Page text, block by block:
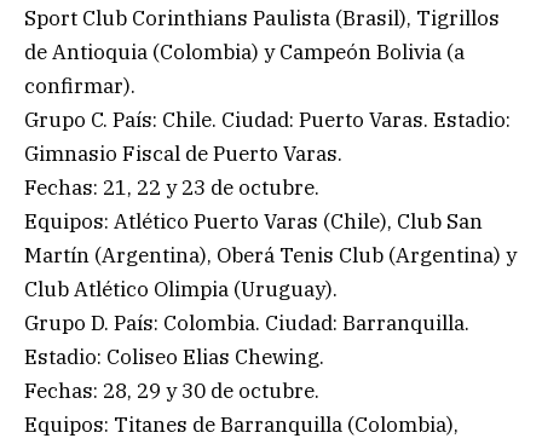
Sport Club Corinthians Paulista (Brasil), Tigrillos
de Antioquia (Colombia) y Campeón Bolivia (a
confirmar).
Grupo C. País: Chile. Ciudad: Puerto Varas. Estadio:
Gimnasio Fiscal de Puerto Varas.
Fechas: 21, 22 y 23 de octubre.
Equipos: Atlético Puerto Varas (Chile), Club San
Martín (Argentina), Oberá Tenis Club (Argentina) y
Club Atlético Olimpia (Uruguay).
Grupo D. País: Colombia. Ciudad: Barranquilla.
Estadio: Coliseo Elias Chewing.
Fechas: 28, 29 y 30 de octubre.
Equipos: Titanes de Barranquilla (Colombia),